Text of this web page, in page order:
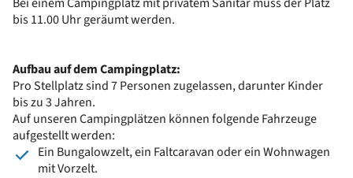
bis 11.00 Uhr geräumt werden.
Aufbau auf dem Campingplatz:
Pro Stellplatz sind 7 Personen zugelassen, darunter Kinder
bis zu 3 Jahren.
Auf unseren Campingplätzen können folgende Fahrzeuge
aufgestellt werden:
Ein Bungalowzelt, ein Faltcaravan oder ein Wohnwagen
mit Vorzelt.